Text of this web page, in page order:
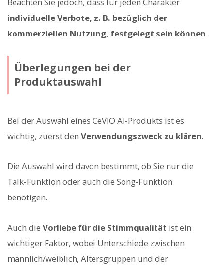
individuelle Verbote, z. B. bezüglich der
kommerziellen Nutzung, festgelegt sein können.
Überlegungen bei der
Produktauswahl
Bei der Auswahl eines CeVIO AI-Produkts ist es
wichtig, zuerst den Verwendungszweck zu klären.
Die Auswahl wird davon bestimmt, ob Sie nur die
Talk-Funktion oder auch die Song-Funktion
benötigen.
Auch die Vorliebe für die Stimmqualität ist ein
wichtiger Faktor, wobei Unterschiede zwischen
männlich/weiblich, Altersgruppen und der